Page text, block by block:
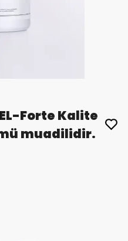
Forte Kalite
muadilidir.